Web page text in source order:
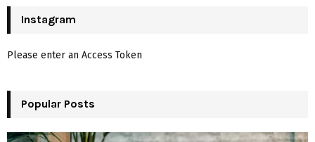
Instagram
Please enter an Access Token
Popular Posts